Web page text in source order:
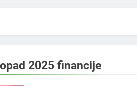
2025 financije